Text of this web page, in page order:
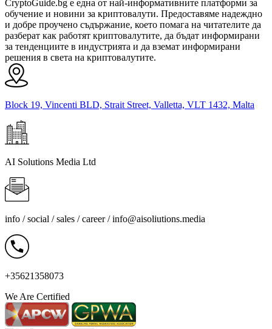
CryptoGuide.bg е една от най-информативните платформи за
обучение и новини за криптовалути. Предоставяме надеждно
и добре проучено съдържание, което помага на читателите да
разберат как работят криптовалутите, да бъдат информирани
за тенденциите в индустрията и да вземат информирани
решения в света на криптовалутите.
Block 19, Vincenti BLD, Strait Street, Valletta, VLT 1432, Malta
AI Solutions Media Ltd
info / social / sales / career /info@aisoliutions.media
+35621358073
We Are Certified